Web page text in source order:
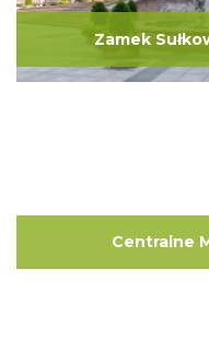
Zamek
Centralne